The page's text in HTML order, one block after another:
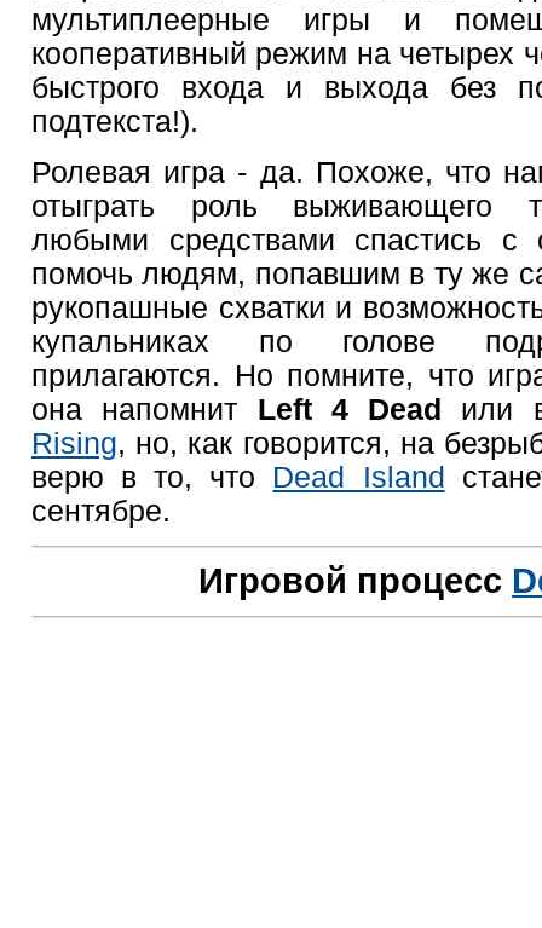
мультиплеерные игры и
кооперативный режим на четырех
быстрого входа и выхода без
подтекста!).
Ролевая игра - да. Похоже, что
отыграть роль выживающего
любыми средствами спастись с
помочь людям, попавшим в ту же
рукопашные схватки и
купальниках по голове
прилагаются. Но помните, что
она напомнит Left 4 Dead или
Rising, но, как говорится, на
верю в то, что Dead Island
сентябре.
Игровой процесс